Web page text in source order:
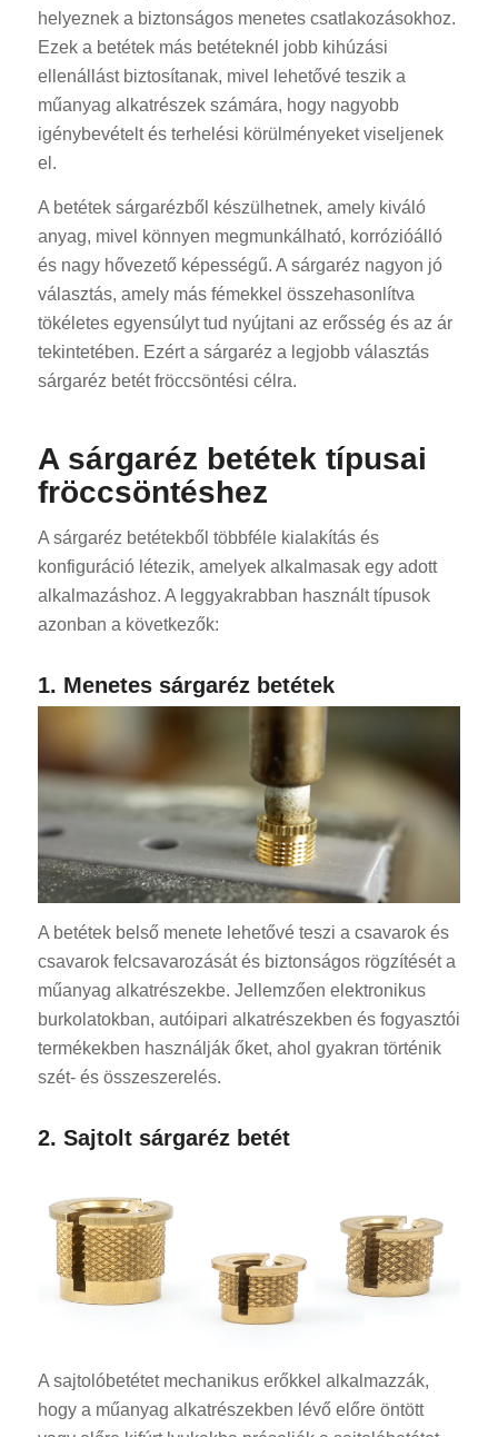
helyeznek a biztonságos menetes csatlakozásokhoz.
Ezek a betétek más betéteknél jobb kihúzási
ellenállást biztosítanak, mivel lehetővé teszik a
műanyag alkatrészek számára, hogy nagyobb
igénybevételt és terhelési körülményeket viseljenek
el.
A betétek sárgarézből készülhetnek, amely kiváló
anyag, mivel könnyen megmunkálható, korrózióálló
és nagy hővezető képességű. A sárgaréz nagyon jó
választás, amely más fémekkel összehasonlítva
tökéletes egyensúlyt tud nyújtani az erősség és az ár
tekintetében. Ezért a sárgaréz a legjobb választás
sárgaréz betét fröccsöntési célra.
A sárgaréz betétek típusai
fröccsöntéshez
A sárgaréz betétekből többféle kialakítás és
konfiguráció létezik, amelyek alkalmasak egy adott
alkalmazáshoz. A leggyakrabban használt típusok
azonban a következők:
1. Menetes sárgaréz betétek
A betétek belső menete lehetővé teszi a csavarok és
csavarok felcsavarozását és biztonságos rögzítését a
műanyag alkatrészekbe. Jellemzően elektronikus
burkolatokban, autóipari alkatrészekben és fogyasztói
termékekben használják őket, ahol gyakran történik
szét- és összeszerelés.
2. Sajtolt sárgaréz betét
A sajtolóbetétet mechanikus erőkkel alkalmazzák,
hogy a műanyag alkatrészekben lévő előre öntött